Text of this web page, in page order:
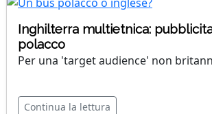
Inghilterra multietnica:
polacco
Per una 'target audience' non
Continua la lettura